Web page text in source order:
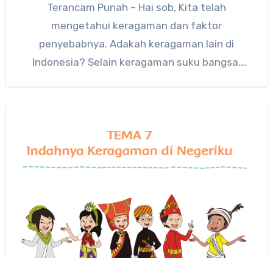
Terancam Punah – Hai sob, Kita telah
mengetahui keragaman dan faktor
penyebabnya. Adakah keragaman lain di
Indonesia? Selain keragaman suku bangsa,